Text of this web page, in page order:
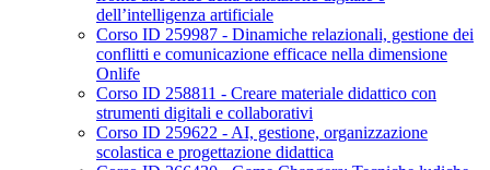
dell’intelligenza artificiale
Corso ID 259987 - Dinamiche relazionali, gestione dei
conflitti e comunicazione efficace nella dimensione
Onlife
Corso ID 258811 - Creare materiale didattico con
strumenti digitali e collaborativi
Corso ID 259622 - AI, gestione, organizzazione
scolastica e progettazione didattica